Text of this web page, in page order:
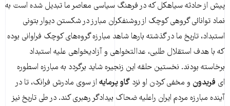
پیش از حادثه سیاهکل که در فرهنگ سیاسی معاصر ما تبدیل شده است به
نماد توانائی گروهی کوچک از روشنفکران مبارز در شکستن دیوار بتونی
استبداد، تاریخ ما در گذشته بارها شاهد مبارزه‌ گروه‌های کوچک فراوانی بوده
که با هدف استقلال طلبی، عدالتخواهی و آزادیخواهی علیه استبداد
برخاسته بودند. نخستین حلقه‌ این زنجیره شاید برگردد به مبارزه اسطوره
‌ای فریدون و مخفی کردن او نزد گاو پرمایه از سوی مادرش فرانک، تا در
آینده مبارزه مردم ایران راعلیه ضحاک بیدادگر رهبری کند. در طی تاریخ نیز